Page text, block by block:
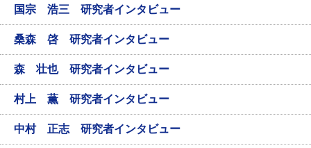
国宗 浩三 研究者インタビュー
桑森 啓 研究者インタビュー
森 壮也 研究者インタビュー
村上 薫 研究者インタビュー
中村 正志 研究者インタビュー